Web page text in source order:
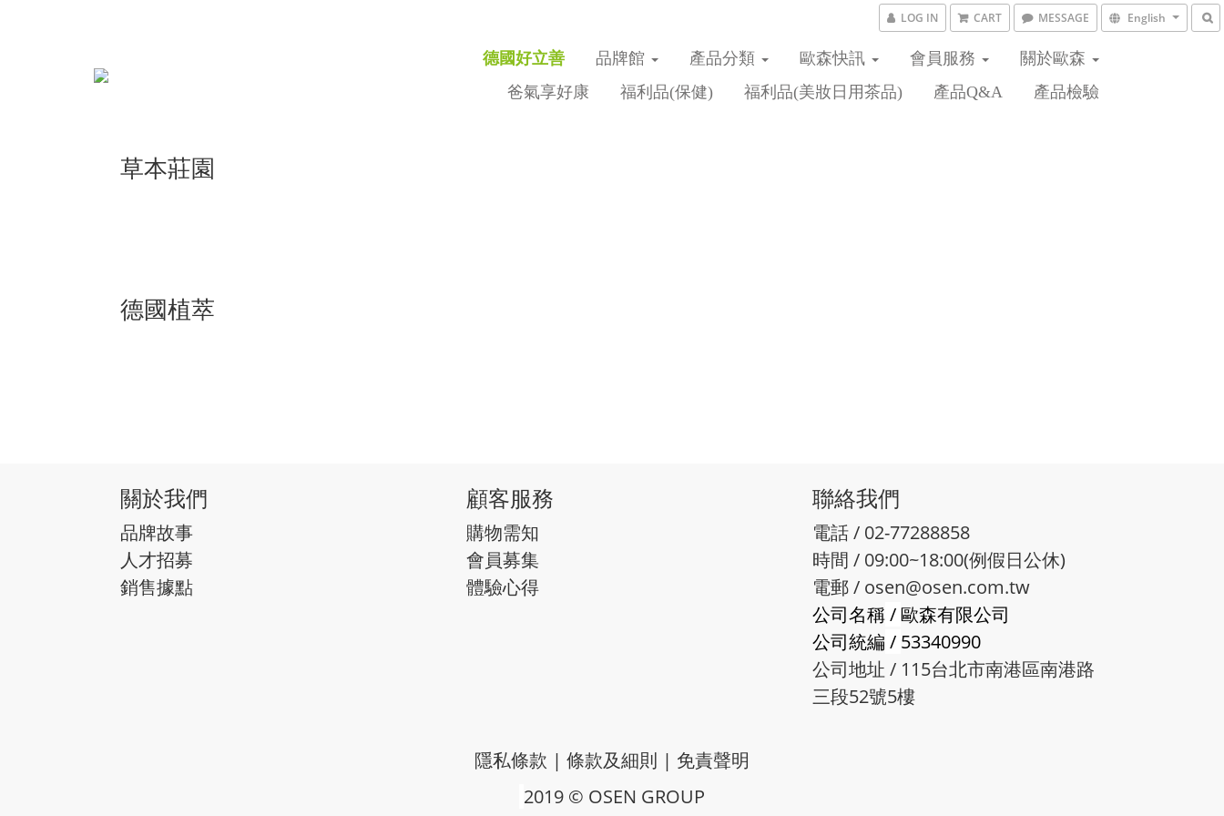
LOG IN CART MESSAGE English
德國好立善 品牌館 產品分類 歐森快訊 會員服務
關於歐森
爸氣享好康
福利品(保健) 福利品(美妝日用茶品) 產品Q&A 產品檢驗
草本莊園
德國植萃
關於我們
品牌故事
人才招募
銷售據點
顧客服務
購物需知
會員募集
體驗心得
聯絡我們
電話 / 02-77288858
時間 / 09:00~18:00(例假日公休)
電郵 / osen@osen.com.tw
公司名稱/歐森有限公司
公司統編 / 53340990
公司地址 / 115台北市南港區南港路
三段52號5樓
隱私條款 | 條款及細則 | 免責聲明
2019 © OSEN GROUP